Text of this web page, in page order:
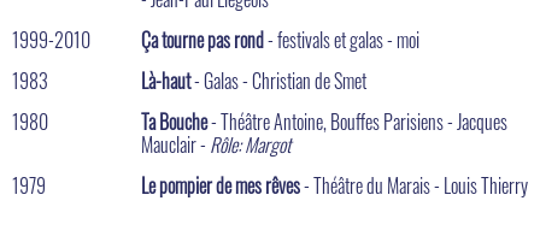
1999-2010
Ça tourne pas rond- festivals et galas - moi
1983
Là-haut- Galas - Christian de Smet
1980
Ta Bouche- Théâtre Antoine, Bouffes Parisiens - Jacques
Mauclair - Rôle: Margot
1979
Le pompier de mes rêves- Théâtre du Marais - Louis Thierry